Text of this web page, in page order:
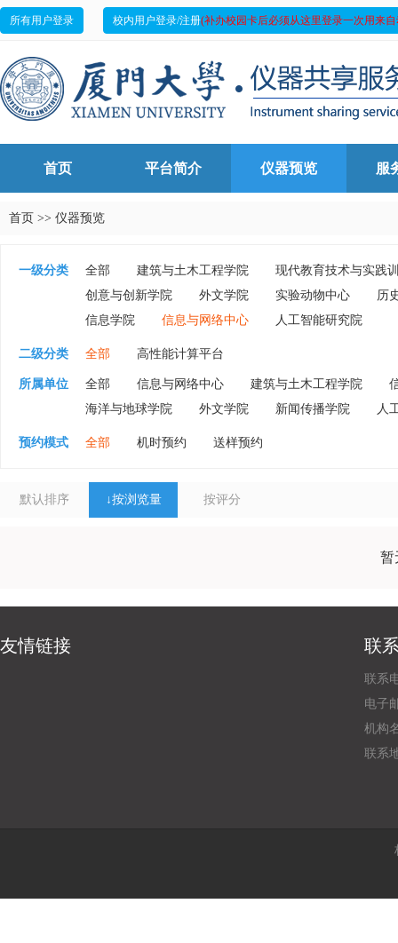
所有用户登录 校内用户登录/注册(补办校园卡后必须从这里登录一次用来
首页 平台简介 仪器预览 服
首页 >> 仪器预览
一级分类 全部 建筑与土木工程学院
现代教育技术与实践
创意与创新学院
外文学院 实验动物中心
历
信息学院
信息与网络中心 人工智能研究院
二级分类 全部 高性能计算平台
所属单位 全部 信息与网络中心 建筑与土木工程学院
海洋与地球学院
外文学院 新闻传播学院 人
预约模式 全部 机时预约 送样预约
默认排序 ↓按浏览量 按评分
暂
友情链接 联
联系
电子
机构
联系